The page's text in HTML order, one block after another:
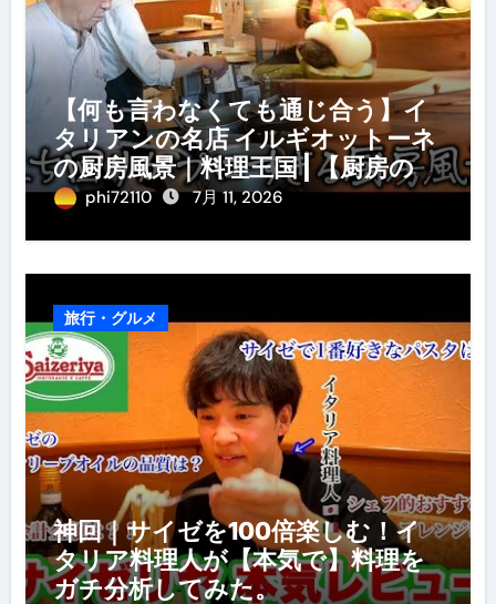
【何も言わなくても通じ合う】イ
タリアンの名店 イルギオットーネ
の厨房風景｜料理王国 | 【厨房の世
界】【イタリアン】【営業風景】
phi72110 7月 11, 2026
旅行・グルメ
神回｜サイゼを100倍楽しむ！イ
タリア料理人が【本気で】料理を
ガチ分析してみた。